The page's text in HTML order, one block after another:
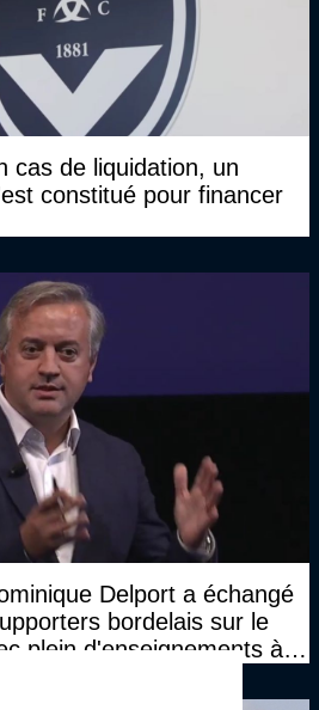
cas de liquidation, un
constitué pour financer
Delport a échangé
bordelais sur le
plein d'enseignements à la